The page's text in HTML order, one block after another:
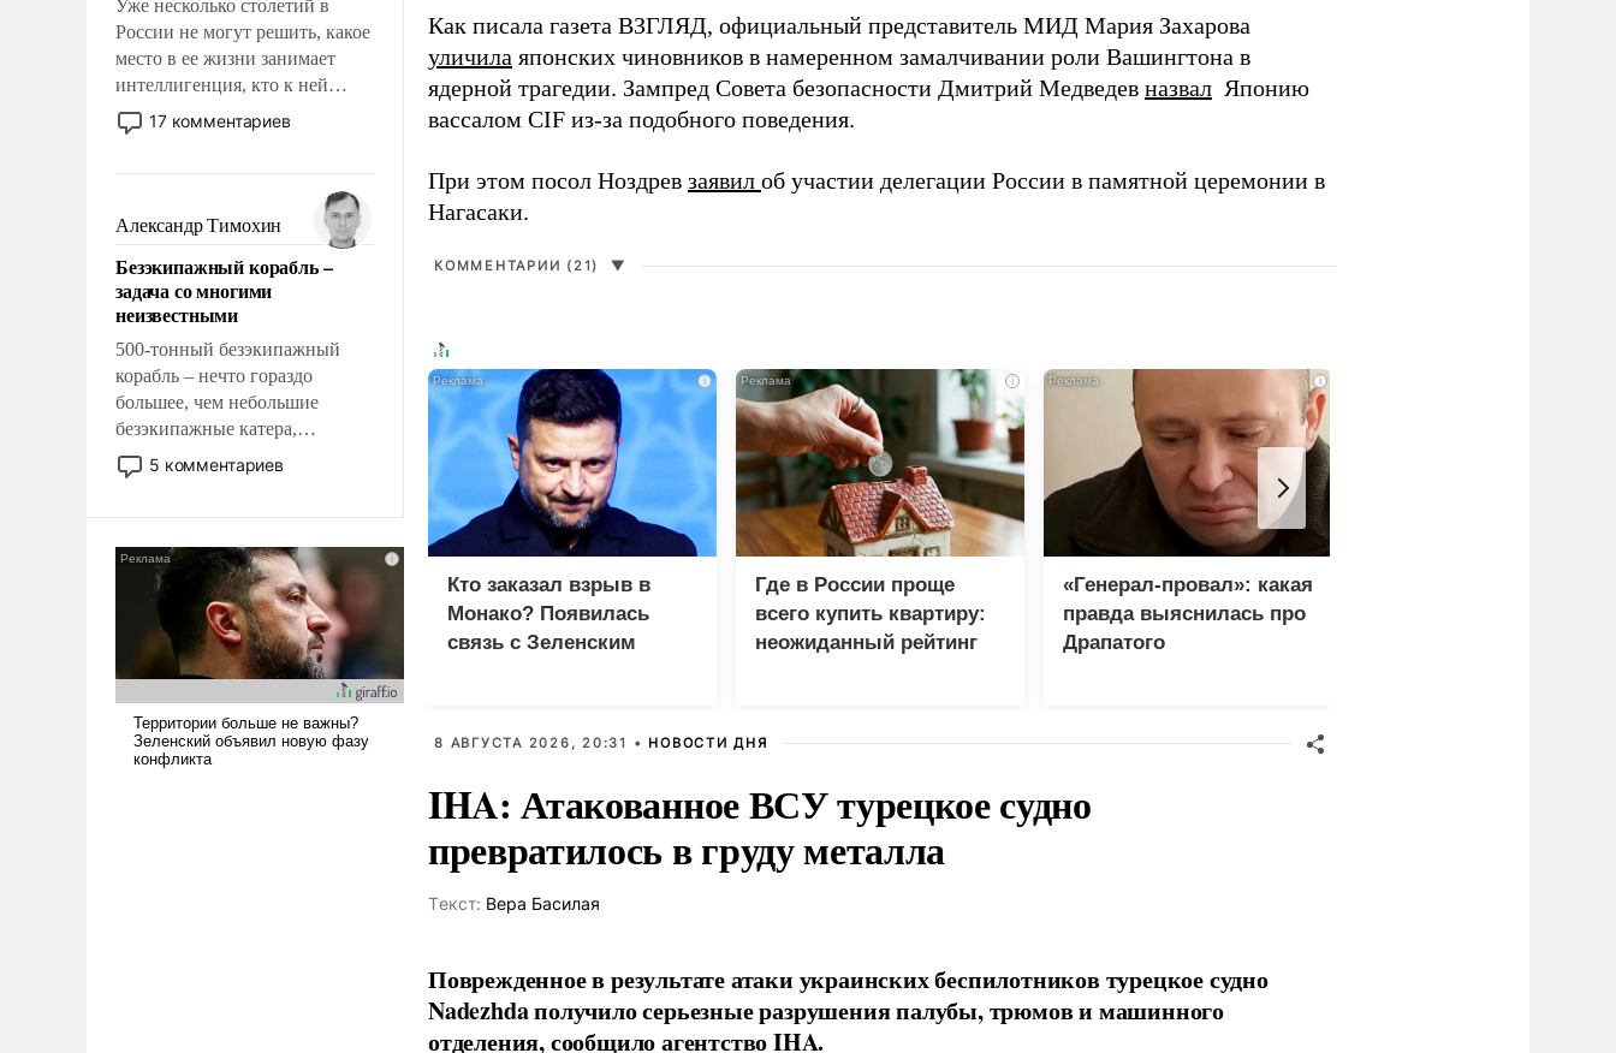
Уже несколько столетий в
России не могут решить, какое
место в ее жизни занимает
интеллигенция, кто к ней
принадлежит, а кого из нее
исключили с правом
чем она отличается от просто
образованных людей. Иногда
казалось, что эти вопросы
решены раз и навсегда, но –
нет, не решены.
17 комментариев
Александр Тимохин
Безэкипажный корабль –
задача со многими
неизвестными
500-тонный безэкипажный
корабль – нечто гораздо
большее, чем небольшие
безэкипажные катера,
применение которых уже
стало обыденностью. Задача по
и ее реализация радикально
поднимет наши боевые
возможности.
5 комментариев
Как писала газета ВЗГЛЯД, официальный представитель МИД Мария Захарова
уличила японских чиновников в намеренном замалчивании роли Вашингтона в
ядерной трагедии. Зампред Совета безопасности Дмитрий Медведев назвал Японию
вассалом CIF из-за подобного поведения.
При этом посол Ноздрев заявил об участии делегации России в памятной церемонии в
Нагасаки.
КОММЕНТАРИИ (21) ▼
i
Кто заказал взрыв в
Монако? Появилась
связь с Зеленским
i
Где в России проще
всего купить квартиру:
неожиданный рейтинг
i
«Генерал-провал»: какая
правда выяснилась про
Драпатого
8 АВГУСТА 2026, 20:31 • НОВОСТИ ДНЯ
IHA: Атакованное ВСУ турецкое судно
превратилось в груду металла
Tекст: Вера Басилая
Поврежденное в результате атаки украинских беспилотников турецкое судно
Nadezhda получило серьезные разрушения палубы, трюмов и машинного
отделения, сообщило агентство IHA.